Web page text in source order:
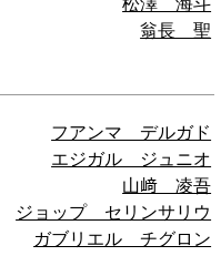
翁長 聖
フアンマ デルガド
エジガル ジュニオ
山﨑 凌吾
ジョップ セリンサリウ
ガブリエル チグロン